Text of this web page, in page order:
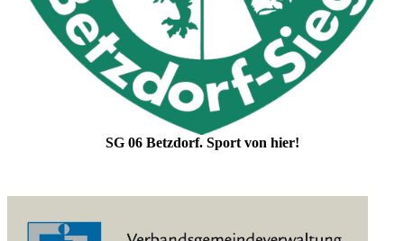
SG 06 Betzdorf. Sport von hier!